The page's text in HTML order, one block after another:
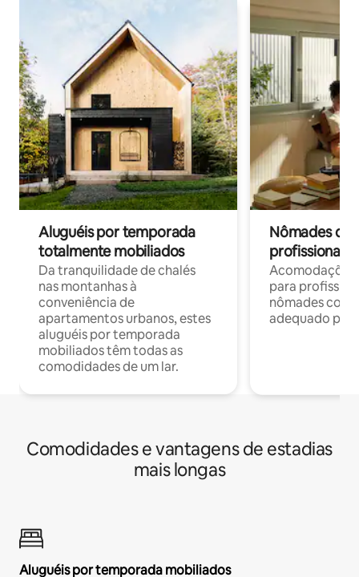
Aluguéis por temporada
totalmente mobiliados
Da tranquilidade de chalés
nas montanhas à
conveniência de
apartamentos urbanos, estes
aluguéis por temporada
mobiliados têm todas as
comodidades de um lar.
Nômades
profissionais
para
nômades com
adequado
Comodidades e vantagens de estadias
mais longas
Aluguéis por temporada mobiliados